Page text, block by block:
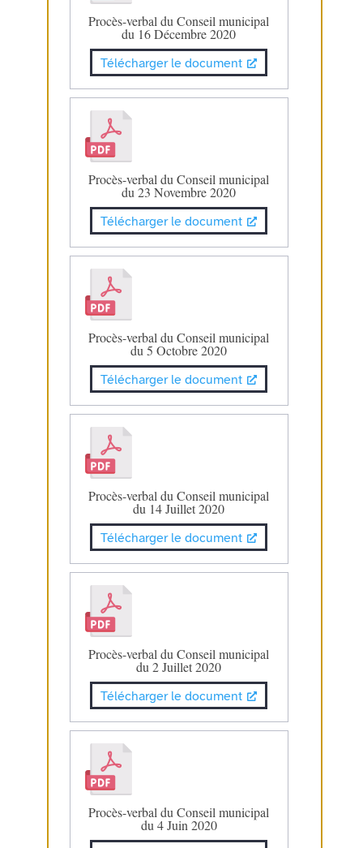
Procès-verbal du Conseil municipal
du 16 Décembre 2020
Télécharger le document
Procès-verbal du Conseil municipal
du 23 Novembre 2020
Télécharger le document
Procès-verbal du Conseil municipal
du 5 Octobre 2020
Télécharger le document
Procès-verbal du Conseil municipal
du 14 Juillet 2020
Télécharger le document
Procès-verbal du Conseil municipal
du 2 Juillet 2020
Télécharger le document
Procès-verbal du Conseil municipal
du 4 Juin 2020